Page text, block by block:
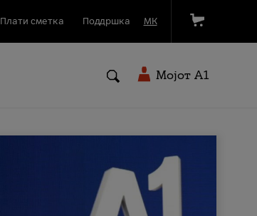
Плати сметка Поддршка МК
Мојот A1